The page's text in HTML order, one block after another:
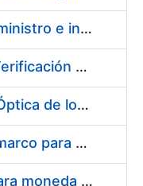
Acuerdo marco para el suministro e instalación de persianas, estores y otros complementos
Servicio de Calibración y Verificación Externa de los Equipos de Medición del Servicio de Prevención de la FNMT-RCM
Conexión mediante Fibra Óptica de los Centros de Proceso de Datos (CPDs) de las sedes de la FNMT-RCM de Burgos y Madrid
Contratación de acuerdo marco para el Suministro de Material de Electricidad para la Fábrica Nacional de Moneda y Timbre-Real Casa de la Moneda en su centro de trabajo de Burgos
Suministro de estuches para moneda de 30 €